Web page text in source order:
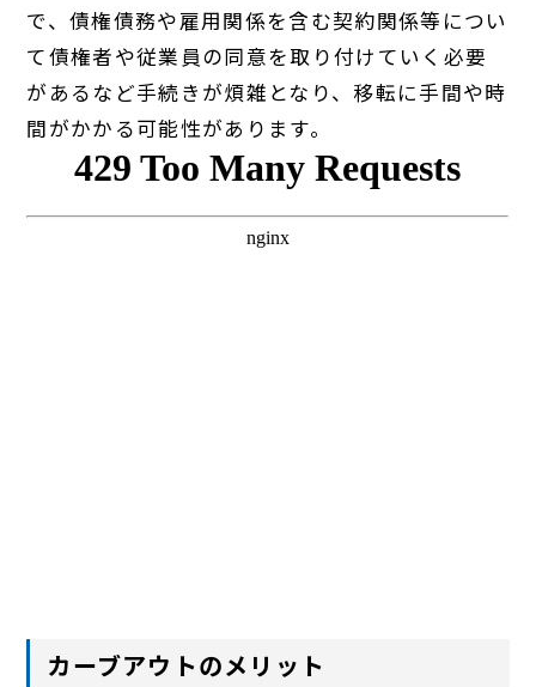
で、債権債務や雇用関係を含む契約関係等につい
て債権者や従業員の同意を取り付けていく必要
があるなど手続きが煩雑となり、移転に手間や時
間がかかる可能性があります。
カーブアウトのメリット